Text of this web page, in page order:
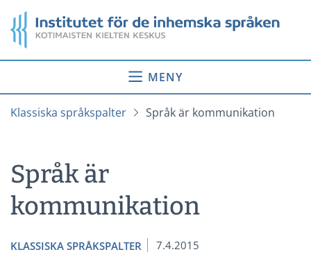
till
innehåll
Startsida
MENY
Klassiska språkspalter Språk är kommunikation
Språk är
kommunikation
KLASSISKA SPRÅKSPALTER 7.4.2015